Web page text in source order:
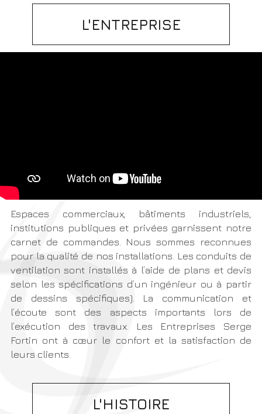
L'ENTREPRISE
Espaces commerciaux, bâtiments industriels,
institutions publiques et privées garnissent notre
carnet de commandes. Nous sommes reconnues
pour la qualité de nos installations. Les conduits de
ventilation sont installés à l’aide de plans et devis
selon les spécifications d’un ingénieur ou à partir
de dessins spécifiques). La communication et
l’écoute sont des aspects importants lors de
l’exécution des travaux. Les Entreprises Serge
Fortin ont à cœur le confort et la satisfaction de
leurs clients.
L'HISTOIRE